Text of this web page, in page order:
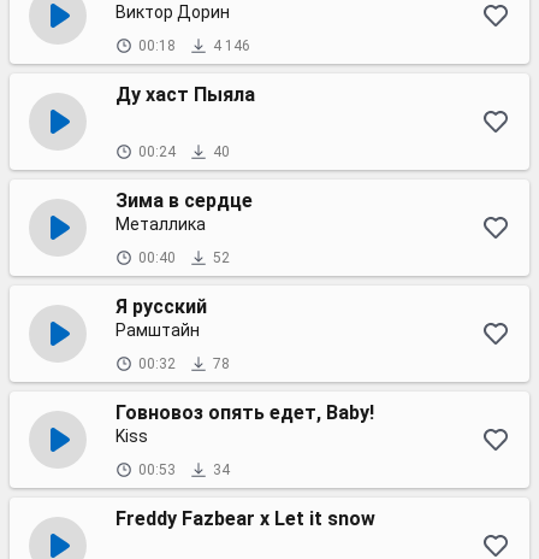
Виктор Дорин
00:18 4 146
Ду хаст Пыяла
00:24 40
Зима в сердце
Металлика
00:40 52
Я русский
Рамштайн
00:32 78
Говновоз опять едет, Baby!
Kiss
00:53 34
Freddy Fazbear x Let it snow